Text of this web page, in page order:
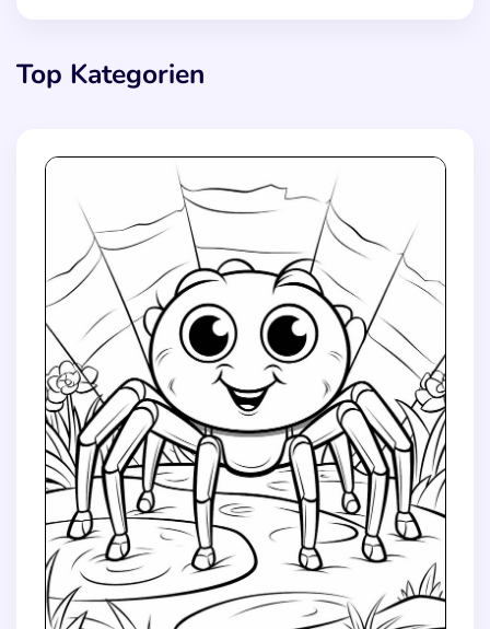
Top Kategorien